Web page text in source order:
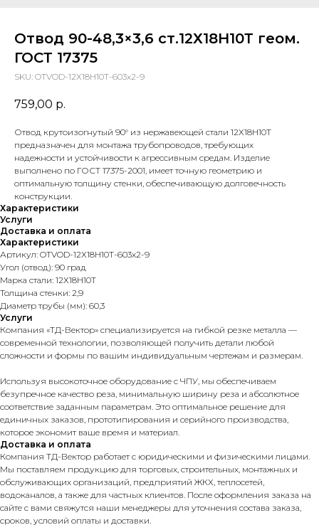
Отвод 90-48,3×3,6 ст.12Х18Н10Т геом.
ГОСТ 17375
SKU: OTVOD-12Х18Н10Т-603x2-9
759,00 р.
Отвод крутоизогнутый 90° из нержавеющей стали 12Х18Н10Т
предназначен для монтажа трубопроводов, требующих
надежности и устойчивости к агрессивным средам. Изделие
выполнено по ГОСТ 17375-2001, имеет точную геометрию и
оптимальную толщину стенки, обеспечивающую долговечность
конструкции.
Характеристики
Услуги
Доставка и оплата
Характеристики
Артикул: OTVOD-12Х18Н10Т-603x2-9
Угол (отвод): 90 град
Марка стали: 12Х18Н10Т
Толщина стенки: 2,9
Диаметр трубы (мм): 60,3
Услуги
Компания «ТД-Вектор» специализируется на гибкой резке металла —
современной технологии, позволяющей получить детали любой
сложности и формы по вашим индивидуальным чертежам и размерам.
Используя высокоточное оборудование с ЧПУ, мы обеспечиваем
безупречное качество реза, минимальную ширину реза и абсолютное
соответствие заданным параметрам. Это оптимальное решение для
единичных заказов, прототипирования и серийного производства,
которое экономит ваше время и материал.
Доставка и оплата
Компания ТД-Вектор работает с юридическими и физическими лицами.
Мы поставляем продукцию для торговых, строительных, монтажных и
обслуживающих организаций, предприятий ЖКХ, теплосетей,
водоканалов, а также для частных клиентов. После оформления заказа на
сайте с вами свяжутся наши менеджеры для уточнения состава заказа,
сроков, условий оплаты и доставки.